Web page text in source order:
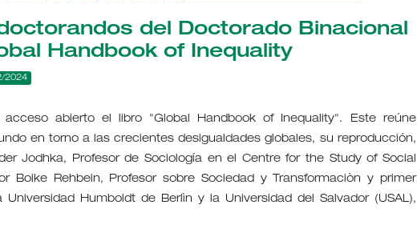
del Doctorado Binacional
Handbook of Inequality
2024
abierto el libro "Global Handbook of Inequality". Este reúne
en torno a las crecientes desigualdades globales, su reproducción,
Jodhka, Profesor de Sociología en el Centre for the Study of Social
Boike Rehbein, Profesor sobre Sociedad y Transformaciòn y primer
Humboldt de Berlìn y la Universidad del Salvador (USAL),